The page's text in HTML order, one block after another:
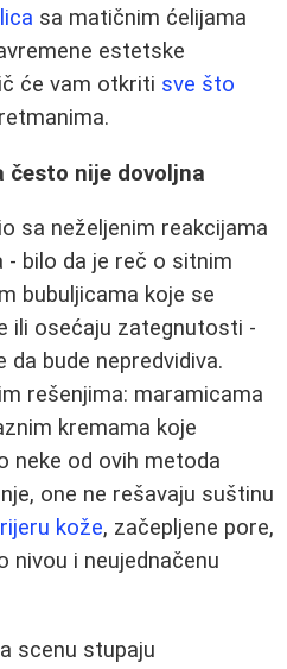
sa matičnim ćelijama
estetske
će vam otkriti sve što
često nije dovoljna
sa neželjenim reakcijama
- bilo da je reč o sitnim
bubuljicama koje se
ili osećaju zategnutosti -
bude nepredvidiva.
rešenjima: maramicama
kremama koje
neke od ovih metoda
one ne rešavaju suštinu
kože, začepljene pore,
nivou i neujednačenu
scenu stupaju